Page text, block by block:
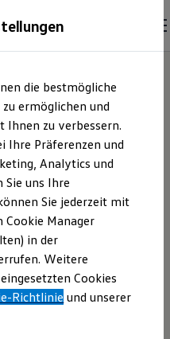
und Gebrauchtwagen
Gebrauchtwagen
Gebrauchtwagen
|
ist die Autohaus Burger
)
die bestmögliche
ermöglichen und
zu verbessern.
Ihre Präferenzen und
Analytics und
Sie uns Ihre
Sie jederzeit mit
Manager
in der
Weitere
Cookies
Richtlinie und unserer